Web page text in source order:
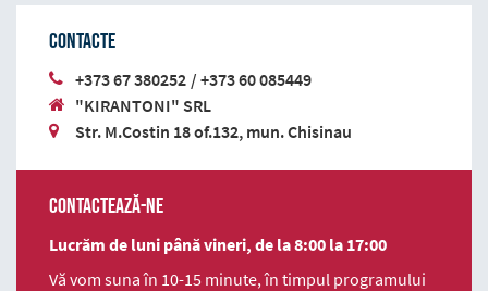
Contacte
+373 67 380252 / +373 60 085449
"KIRANTONI" SRL
Str. M.Costin 18 of.132, mun. Chisinau
Contactează-ne
Lucrăm de luni până vineri, de la 8:00 la 17:00
Vă vom suna în 10-15 minute, în timpul programului